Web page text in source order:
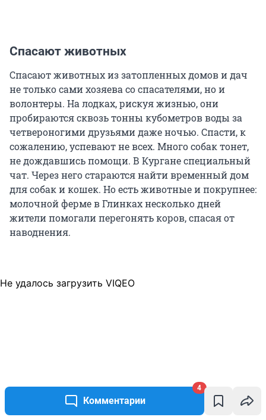
Комментарии
4
Спасают животных
Спасают животных из затопленных домов и дач
не только сами хозяева со спасателями, но и
волонтеры. На лодках, рискуя жизнью, они
пробираются сквозь тонны кубометров воды за
четвероногими друзьями даже ночью. Спасти, к
сожалению, успевают не всех. Много собак тонет,
не дождавшись помощи. В Кургане специальный
чат. Через него стараются найти временный дом
для собак и кошек. Но есть животные и покрупнее:
молочной ферме в Глинках несколько дней
жители помогали перегонять коров, спасая от
наводнения.
Не удалось загрузить VIQEO